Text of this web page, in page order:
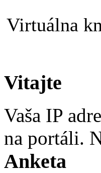
Virtuálna
Vitajte
Vaša IP
na portáli.
Anketa